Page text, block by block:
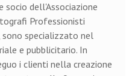
socio dell'Associazione
Professionisti
sono specializzato nel
e pubblicitario. In
i clienti nella creazione